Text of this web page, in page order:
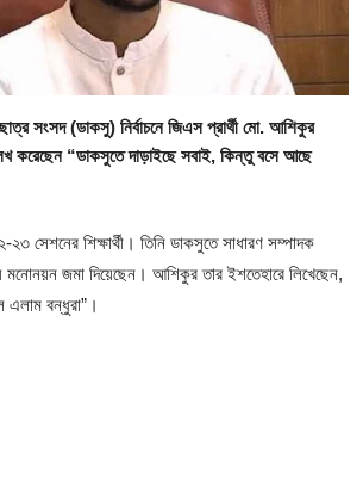
ছাত্র সংসদ (ডাকসু) নির্বাচনে জিএস প্রার্থী মো. আশিকুর
করেছেন “ডাকসুতে দাড়াইছে সবাই, কিন্তু বসে আছে
সেশনের শিক্ষার্থী। তিনি ডাকসুতে সাধারণ সম্পাদক
মনোনয়ন জমা দিয়েছেন। আশিকুর তার ইশতেহারে লিখেছেন,
এলাম বন্ধুরা”।